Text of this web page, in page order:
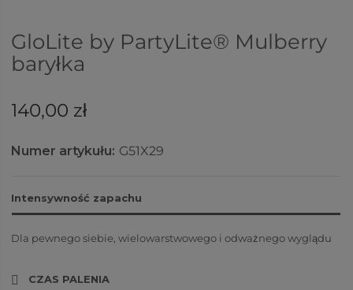
GloLite by PartyLite® Mulberry
baryłka
140,00 zł
Numer artykułu: G51X29
Intensywność zapachu
Dla pewnego siebie, wielowarstwowego i odważnego wyglądu
CZAS PALENIA